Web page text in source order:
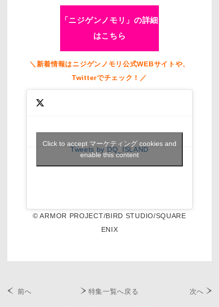
「ニジゲンノモリ」の詳細
はこちら
＼新着情報はニジゲンノモリ公式WEBサイトや、
Twitterでチェック！／
Tweets by DQ_ISLAND
Click to accept マーケティング cookies and
enable this content
© ARMOR PROJECT/BIRD STUDIO/SQUARE
ENIX
前へ 特集一覧へ戻る 次へ